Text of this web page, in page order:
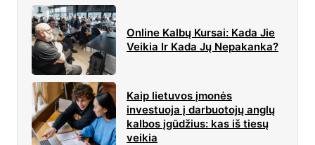
Online Kalbų Kursai: Kada Jie
Veikia Ir Kada Jų Nepakanka?
Kaip lietuvos įmonės
investuoja į darbuotojų anglų
kalbos įgūdžius: kas iš tiesų
veikia